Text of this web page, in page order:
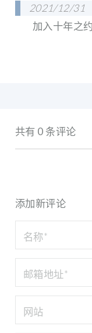
2021/12/31
加入十年之约
共有 0 条评论
添加新评论